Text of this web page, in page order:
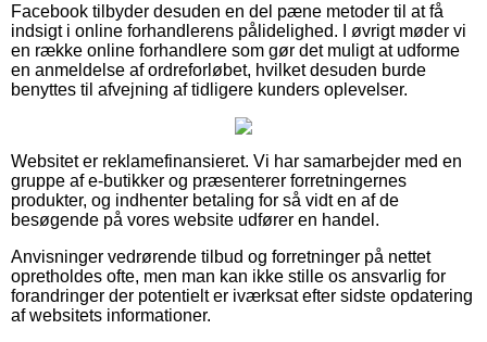
Facebook tilbyder desuden en del pæne metoder til at få
indsigt i online forhandlerens pålidelighed. I øvrigt møder vi
en række online forhandlere som gør det muligt at udforme
en anmeldelse af ordreforløbet, hvilket desuden burde
benyttes til afvejning af tidligere kunders oplevelser.
Websitet er reklamefinansieret. Vi har samarbejder med en
gruppe af e-butikker og præsenterer forretningernes
produkter, og indhenter betaling for så vidt en af de
besøgende på vores website udfører en handel.
Anvisninger vedrørende tilbud og forretninger på nettet
opretholdes ofte, men man kan ikke stille os ansvarlig for
forandringer der potentielt er iværksat efter sidste opdatering
af websitets informationer.